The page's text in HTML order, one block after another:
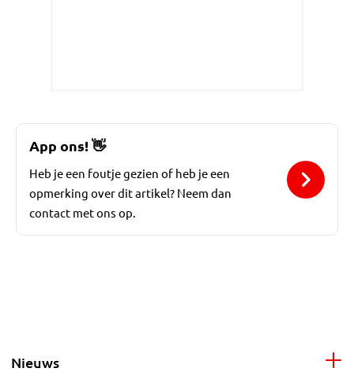
App ons!👋
Heb je een foutje gezien of heb je een
opmerking over dit artikel? Neem dan
contact met ons op.
Nieuws